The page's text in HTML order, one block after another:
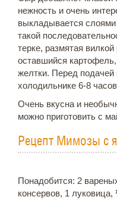
нежность и очень
выкладывается
такой
терке, размятая
оставшийся
желтки. Перед
холодильнике 6-8
Очень вкусна и
можно приготовить с
Рецепт Мимозы с
Понадобится: 2
консервов, 1